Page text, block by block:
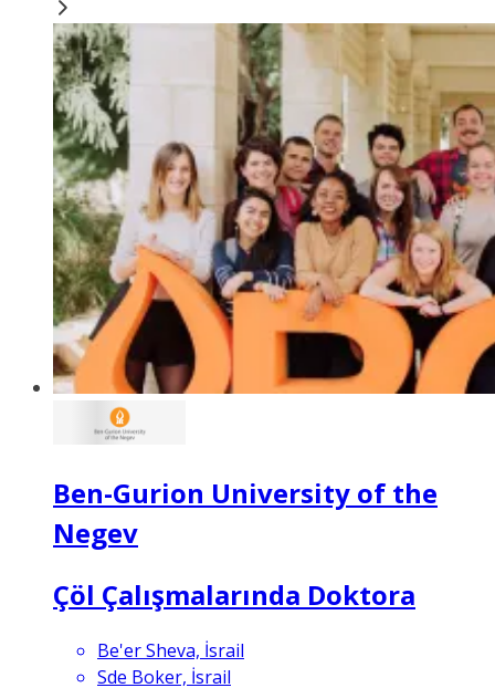
Ben-Gurion University of the
Negev
Çöl Çalışmalarında Doktora
Be'er Sheva, İsrail
Sde Boker, İsrail